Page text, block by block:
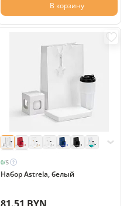
В корзину
0/5
Набор Astrela, белый